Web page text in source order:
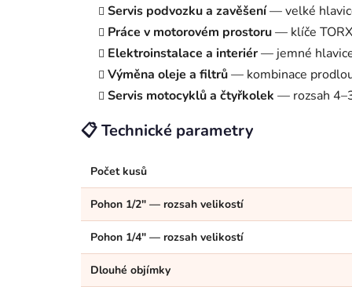
Servis podvozku a zavěšení— velké
Práce v motorovém prostoru— klíče
Elektroinstalace a interiér— jemné
Výměna oleje a filtrů— kombinace
Servis motocyklů a čtyřkolek — rozsah
📋 Technické parametry
Počet kusů
Pohon 1/2" — rozsah velikostí
Pohon 1/4" — rozsah velikostí
Dlouhé objímky